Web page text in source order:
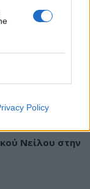
Policy
θεραπεία
Νείλου στην